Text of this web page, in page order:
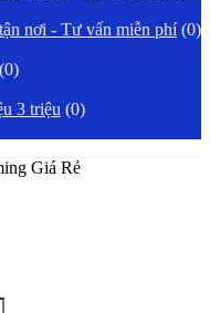
nơi - Tư vấn miễn phí (0)
(0)
3 triệu (0)
Giá Rẻ